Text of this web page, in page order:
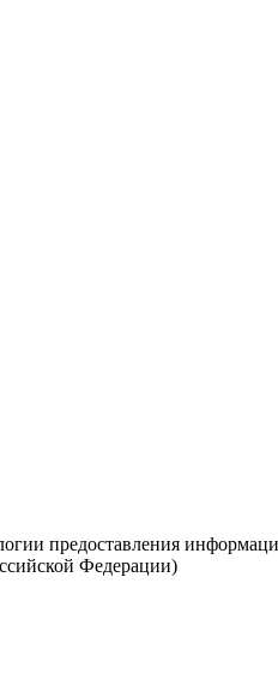
предоставления
Федерации)